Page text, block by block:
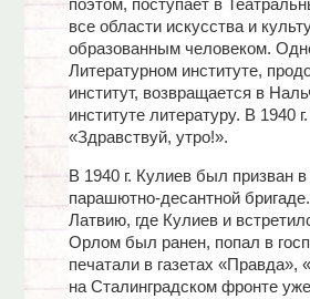
поэтом, поступает в
все области искусства и
образованным человеком.
Литературном институте,
институт, возвращается в
институте литературу. В 1940
«Здравствуй, утро!».
В 1940 г. Кулиев был призван
парашютно-десантной
Латвию, где Кулиев и
Орлом был ранен, попал в
печатали в газетах «Правда»,
на Сталинградском фронте